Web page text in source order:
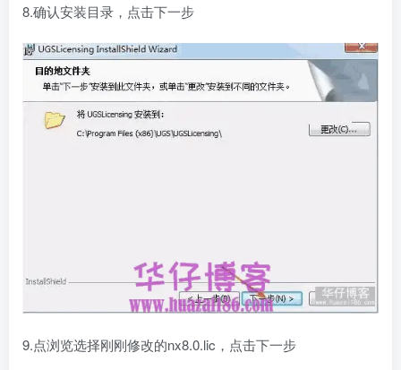
8.确认安装目录，点击下一步
9.点浏览选择刚刚修改的nx8.0.lic，点击下一步